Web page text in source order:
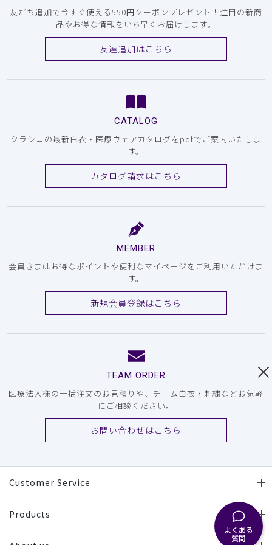
よくある
質問
友だち追加で今すぐ使える550円クーポンプレゼント！注目の新商
品やお得な情報をいち早くお届けします。
友達追加はこちら
CATALOG
クラシコの最新白衣・医療ウェアカタログをpdfでご案内いたしま
す。
カタログ請求はこちら
MEMBER
会員さまはお得なポイントや便利なマイページをご利用いただけま
す。
新規会員登録はこちら
TEAM ORDER
医療法人様の一括注文のお見積りや、チーム白衣・刺繍などお気軽
にご相談ください。
お問い合わせはこちら
Customer Service
Products